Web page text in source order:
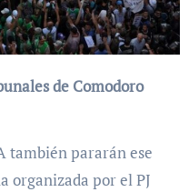
también pararán ese
organizada por el PJ